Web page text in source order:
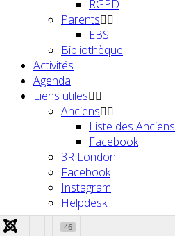
RGPD
Parents
EBS
Bibliothèque
Activités
Agenda
Liens utiles
Anciens
Liste des Anciens
Facebook
3R London
Facebook
Instagram
Helpdesk
46